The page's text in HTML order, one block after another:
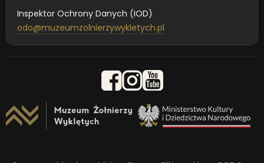
Inspektor Ochrony Danych (IOD)
odo@muzeumzolnierzywykletych.pl